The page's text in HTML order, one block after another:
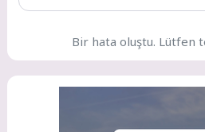
Bir hata oluştu. Lütfen